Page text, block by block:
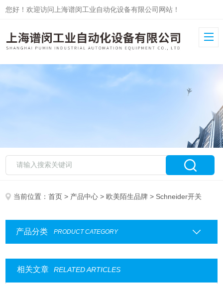
您好！欢迎访问上海谱闵工业自动化设备有限公司网站！
当前位置：首页 > 产品中心 > 欧美陌生品牌 > Schneider开关
产品分类 PRODUCT CATEGORY
相关文章 RELATED ARTICLES